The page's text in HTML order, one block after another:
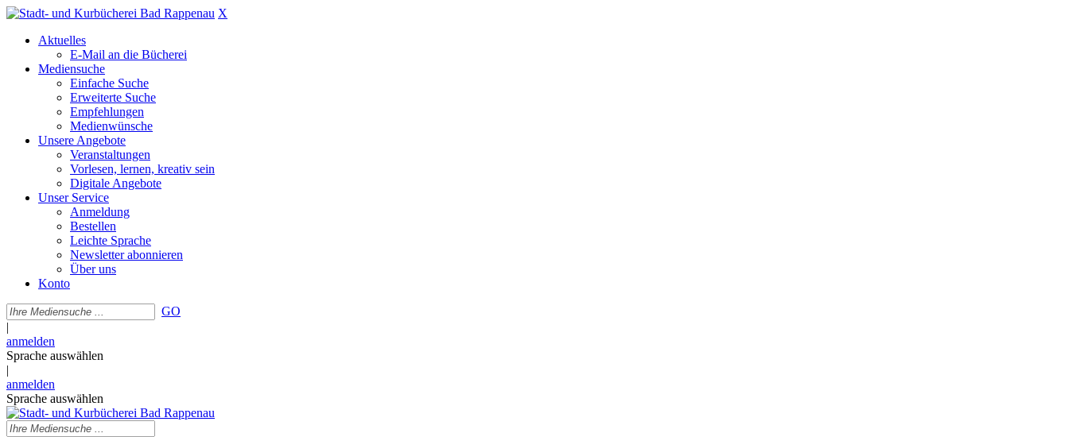
X
Aktuelles
E-Mail an die Bücherei
Mediensuche
Einfache Suche
Erweiterte Suche
Empfehlungen
Medienwünsche
Unsere Angebote
Veranstaltungen
Vorlesen, lernen, kreativ sein
Digitale Angebote
Unser Service
Anmeldung
Bestellen
Leichte Sprache
Newsletter abonnieren
Über uns
Konto
GO
|
anmelden
Sprache auswählen
|
anmelden
Sprache auswählen